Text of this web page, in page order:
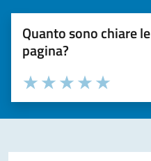
Quanto sono chiare
pagina?
Valuta la chiarezza delle
Seleziona il numero di
Valuta 5
Valuta 4 stelle
Valuta 3 stelle su 5
Valuta 2 stelle su 5
Valuta 1 stelle su 5